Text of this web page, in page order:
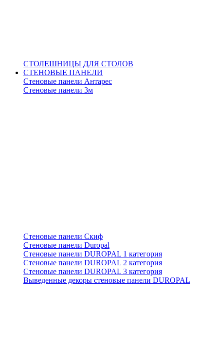
СТОЛЕШНИЦЫ ДЛЯ СТОЛОВ
СТЕНОВЫЕ ПАНЕЛИ
Стеновые панели Антарес
Стеновые панели 3м
Стеновые панели Скиф
Стеновые панели Duropal
Стеновые панели DUROPAL 1 категория
Стеновые панели DUROPAL 2 категория
Стеновые панели DUROPAL 3 категория
Выведенные декоры стеновые панели DUROPAL